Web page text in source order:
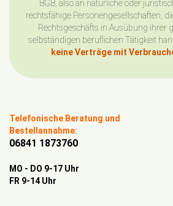
BGB, also an natürliche oder
rechtsfähige Personengesellschaften,
Rechtsgeschäfts in Ausübung ihrer
selbständigen beruflichen Tätigkeit
keine Verträge mit
Telefonische Beratung und
Bestellannahme:
06841 1873760
MO - DO 9-17 Uhr
FR 9-14 Uhr